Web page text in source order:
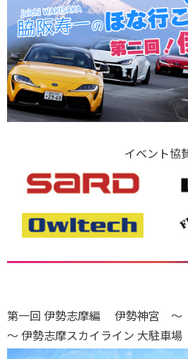
イベント協
第一回 伊勢志摩編 伊勢神宮 ～
～ 伊勢志摩スカイライン 大駐車場